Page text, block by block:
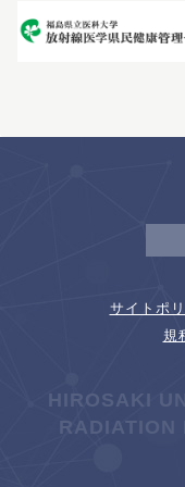
サイトポ
規
HIROSAKI
RADIATION